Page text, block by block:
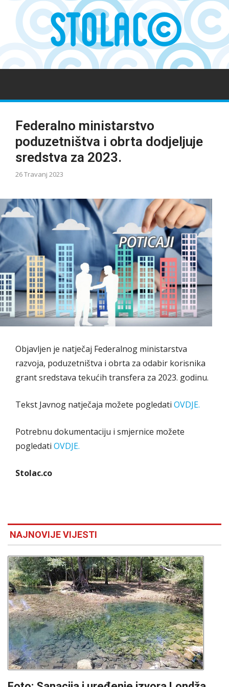
Federalno ministarstvo
poduzetništva i obrta dodjeljuje
sredstva za 2023.
26 Travanj 2023
Objavljen je natječaj Federalnog ministarstva
razvoja, poduzetništva i obrta za odabir korisnika
grant sredstava tekućih transfera za 2023. godinu.
Tekst Javnog natječaja možete pogledati OVDJE.
Potrebnu dokumentaciju i smjernice možete
pogledati OVDJE.
Stolac.co
NAJNOVIJE VIJESTI